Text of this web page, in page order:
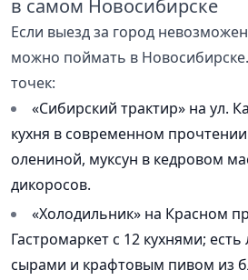
в самом Новосибирске
Если выезд за город
можно поймать в
точек:
«Сибирский трактир» на ул.
кухня в современном
олениной, муксун в кедровом
дикоросов.
«Холодильник» на Красном
Гастромаркет с 12 кухнями;
сырами и крафтовым пивом из